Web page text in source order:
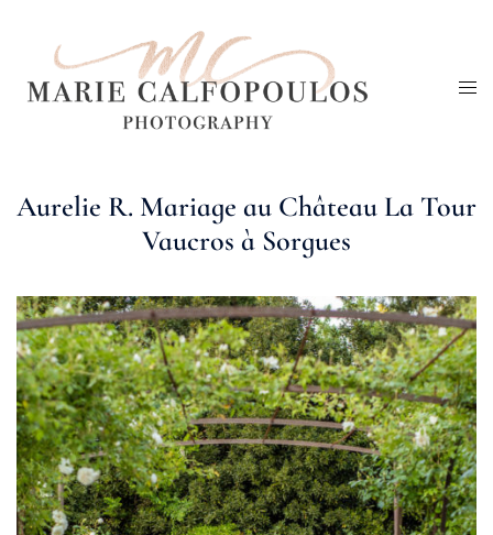
contenu
Aurelie R. Mariage au Château La Tour
Vaucros à Sorgues